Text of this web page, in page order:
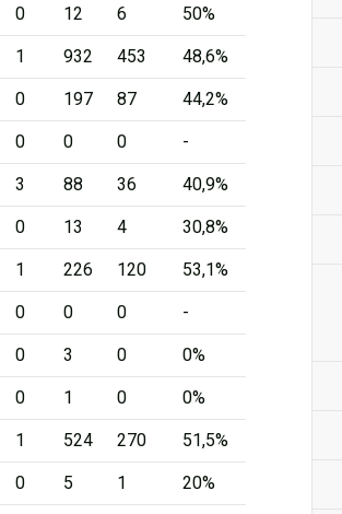
0 12 6 50%
1 932 453 48,6%
0 197 87 44,2%
0 0 0 -
3 88 36 40,9%
0 13 4 30,8%
1 226 120 53,1%
0 0 0 -
0 3 0 0%
0 1 0 0%
1 524 270 51,5%
0 5 1 20%